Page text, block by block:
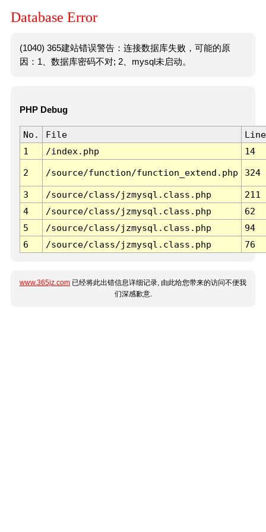
Database Error
(1040) 365建站错误警告：连接数据库失败，可能的原
因：1、数据库密码不对; 2、mysql未启动。
PHP Debug
No. File
Line
1
/index.php 14
2 /source/function/function_extend.php 324
3 /source/class/jzmysql.class.php
211
4
/source/class/jzmysql.class.php
62
5
/source/class/jzmysql.class.php
94
6
/source/class/jzmysql.class.php 76
www.365jz.com 已经将此出错信息详细记录, 由此给您带来的访问不便我
们深感歉意.